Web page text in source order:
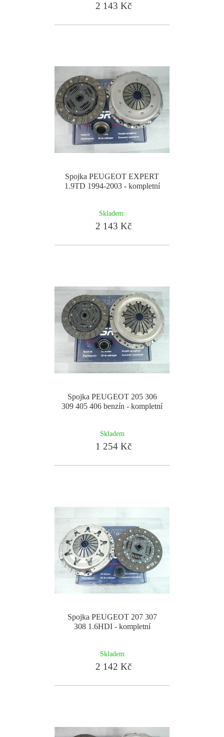
2 143 Kč
Spojka PEUGEOT EXPERT
1.9TD 1994-2003 - kompletní
Skladem:
2 143 Kč
Spojka PEUGEOT 205 306
309 405 406 benzín - kompletní
Skladem
1 254 Kč
Spojka PEUGEOT 207 307
308 1.6HDI - kompletní
Skladem
2 142 Kč